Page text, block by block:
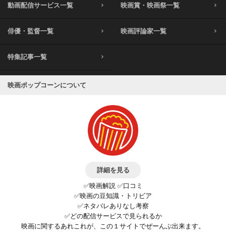
動画配信サービス一覧 映画賞・映画祭一覧
俳優・監督一覧 映画評論家一覧
特集記事一覧
映画ポップコーンについて
詳細を見る
✅映画解説 ✅口コミ
✅映画の豆知識・トリビア
✅ネタバレありなし考察
✅どの配信サービスで見られるか
映画に関するあれこれが、この１サイトでぜーんぶ出来ます。